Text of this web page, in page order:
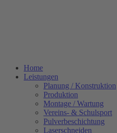
Home
Leistungen
Planung / Konstruktion
Produktion
Montage / Wartung
Vereins- & Schulsport
Pulverbeschichtung
Laserschneiden